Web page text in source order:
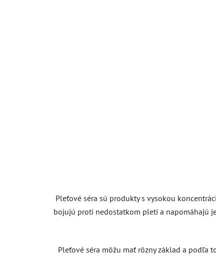
Pleťové séra sú produkty s vysokou
bojujú proti nedostatkom pleti a napomáhajú
Pleťové séra môžu mať rôzny základ a podľa